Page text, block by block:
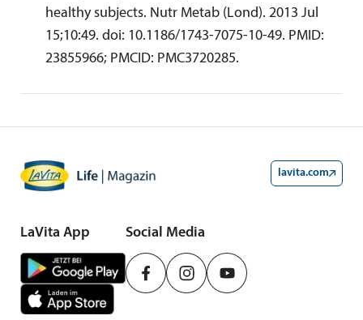
healthy subjects. Nutr Metab (Lond). 2013 Jul
15;10:49. doi: 10.1186/1743-7075-10-49. PMID:
23855966; PMCID: PMC3720285.
lavita.com
LaVita App Social Media